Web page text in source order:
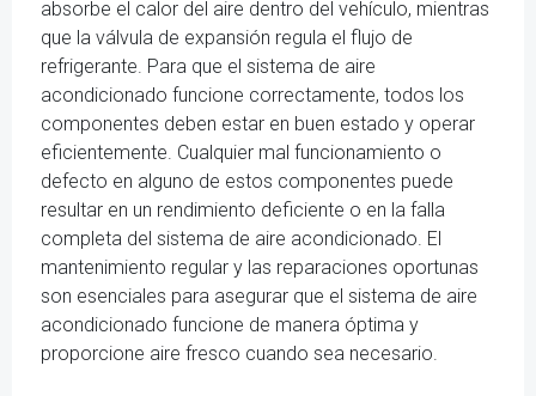
absorbe el calor del aire dentro del vehículo, mientras
que la válvula de expansión regula el flujo de
refrigerante. Para que el sistema de aire
acondicionado funcione correctamente, todos los
componentes deben estar en buen estado y operar
eficientemente. Cualquier mal funcionamiento o
defecto en alguno de estos componentes puede
resultar en un rendimiento deficiente o en la falla
completa del sistema de aire acondicionado. El
mantenimiento regular y las reparaciones oportunas
son esenciales para asegurar que el sistema de aire
acondicionado funcione de manera óptima y
proporcione aire fresco cuando sea necesario.